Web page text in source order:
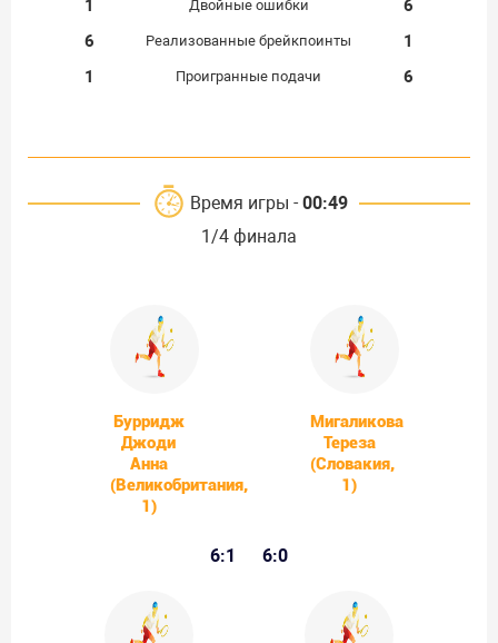
1
Двойные ошибки
6
6
Реализованные брейкпоинты
1
1
Проигранные подачи 6
Время игры - 00:49
1/4 финала
Бурридж
Джоди
Анна
(Великобритания,
1)
Мигаликова
Тереза
(Словакия,
1)
6:1 6:0